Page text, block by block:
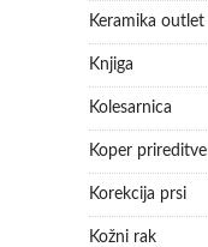
Keramika outlet
Knjiga
Kolesarnica
Koper prireditve
Korekcija prsi
Kožni rak